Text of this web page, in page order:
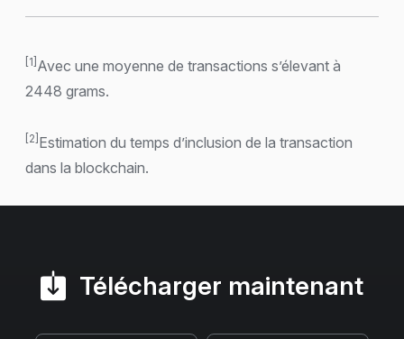
[1] Avec une moyenne de transactions s’élevant à
2448 grams.
[2] Estimation du temps d’inclusion de la transaction
dans la blockchain.
Télécharger maintenant